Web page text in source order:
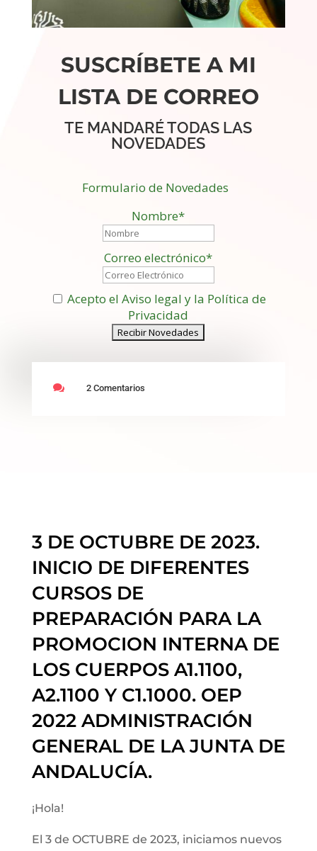
SUSCRÍBETE A MI
LISTA DE CORREO
TE MANDARÉ TODAS LAS
NOVEDADES
Formulario de Novedades
Nombre*
Correo electrónico*
Acepto el Aviso legal y la Política de
Privacidad
 2 Comentarios
3 DE OCTUBRE DE 2023.
INICIO DE DIFERENTES
CURSOS DE
PREPARACIÓN PARA LA
PROMOCION INTERNA DE
LOS CUERPOS A1.1100,
A2.1100 Y C1.1000. OEP
2022 ADMINISTRACIÓN
GENERAL DE LA JUNTA DE
ANDALUCÍA.
¡Hola!
El 3 de OCTUBRE de 2023, iniciamos nuevos